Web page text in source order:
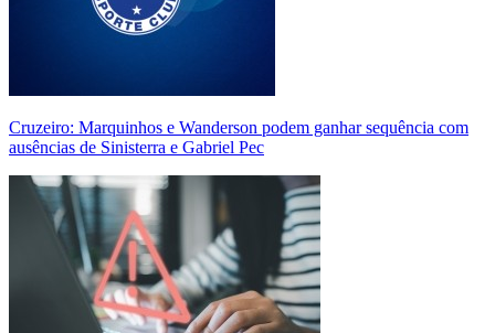
Cruzeiro: Marquinhos e Wanderson podem ganhar sequência com
ausências de Sinisterra e Gabriel Pec